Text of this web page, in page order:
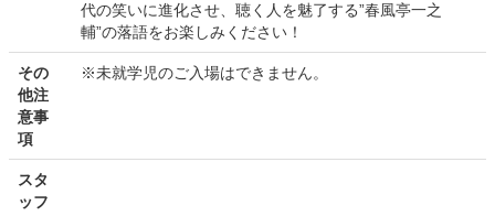
代の笑いに進化させ、聴く人を魅了する”春風亭一之
輔”の落語をお楽しみください！
その
他注
意事
項
※未就学児のご入場はできません。
スタ
ッフ